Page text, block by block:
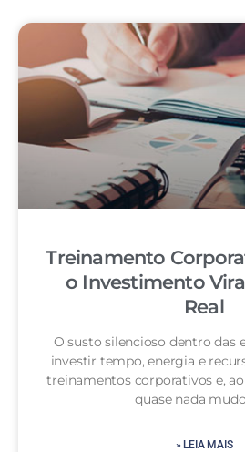
Treinamento
o Investimento
Real
O susto silencioso dentro das
investir tempo, energia e
treinamentos corporativos e,
quase nada
» LEIA MAIS